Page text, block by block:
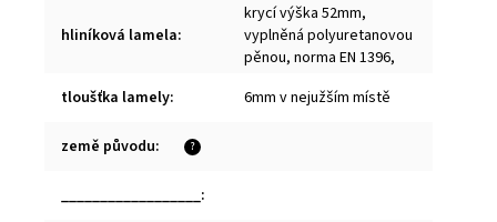
hliníková lamela:
krycí výška 52mm,
vyplněná polyuretanovou
pěnou, norma EN 1396,
tloušťka lamely: 6mm v nejužším místě
?
země původu:
: